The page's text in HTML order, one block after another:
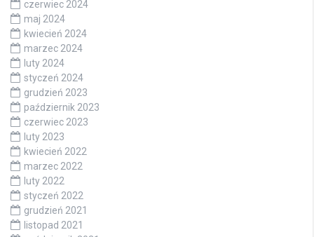
czerwiec 2024
maj 2024
kwiecień 2024
marzec 2024
luty 2024
styczeń 2024
grudzień 2023
październik 2023
czerwiec 2023
luty 2023
kwiecień 2022
marzec 2022
luty 2022
styczeń 2022
grudzień 2021
listopad 2021